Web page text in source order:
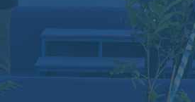
FINANCEMENT IMMOBILIER
INVESTISSEMENT INNOVATION